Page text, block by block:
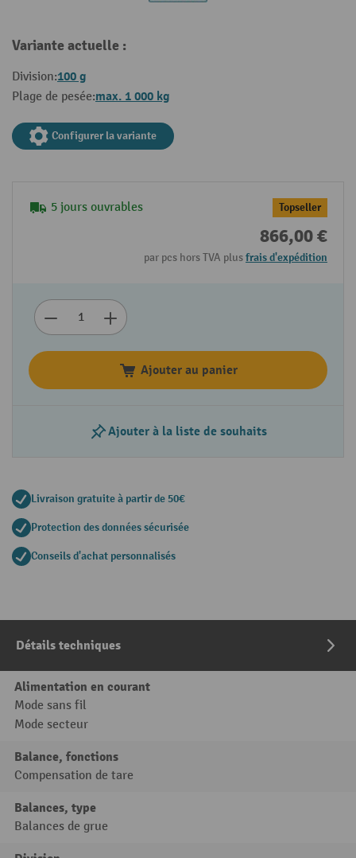
Variante actuelle :
Division:100 g
Plage de pesée:max. 1 000 kg
Configurer la variante
5 jours ouvrables Topseller
866,00 €
par pcs hors TVA plusfrais d'expédition
Ajouter au panier
Ajouter à la liste de souhaits
Livraison gratuite à partir de 50€
Protection des données sécurisée
Conseils d'achat personnalisés
Détails techniques
Alimentation en courant
Mode sans fil
Mode secteur
Balance, fonctions
Compensation de tare
Balances, type
Balances de grue